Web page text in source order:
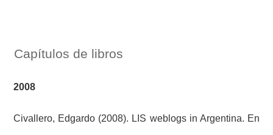
Capítulos de libros
2008
Civallero, Edgardo (2008). LIS weblogs in Argentina. En